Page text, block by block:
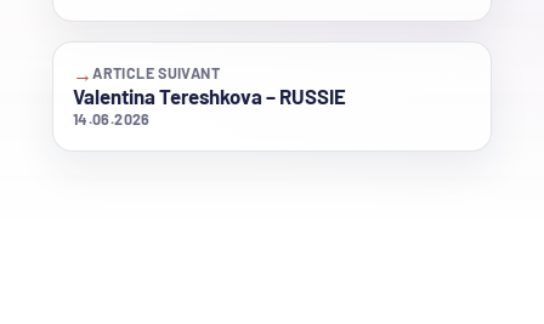
→ARTICLE SUIVANT
Valentina Tereshkova – RUSSIE
14.06.2026